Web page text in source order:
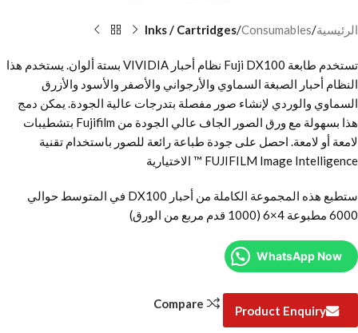
الرئيسية Consumables
Inks / Cartridges
تستخدم طابعة Fuji DX100 نظام أحبار VIVIDIA بستة ألوان. يستخدم هذا
النظام أحبار الصبغة السماوي والأرجواني والأصفر والأسود والأزرق
السماوي والوردي لإنشاء صور مفصلة بتدرجات عالية الجودة. يمكن دمج
هذا بسهولة مع ورق الصور الجاف عالي الجودة من Fujifilm بتشطيبات
لامعة أو لامعة. احصل على جودة طباعة رائعة للصور باستخدام تقنية
FUJIFILM Image Intelligence ™ الاختيارية
ستطبع هذه المجموعة الكاملة من أحبار DX100 في المتوسط حوالي
6000 مطبوعة 4×6 (1000 قدم مربع من الورق)
WhatsApp Now
Product Enquiry
Compare